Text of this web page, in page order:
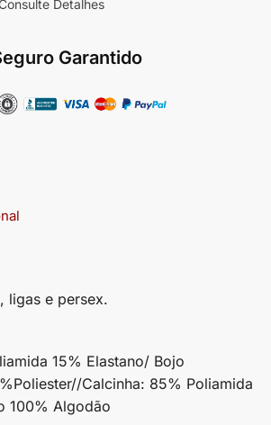
Detalhes
Garantido
ligas e persex.
15% Elastano/ Bojo
Calcinha: 85% Poliamida
100% Algodão